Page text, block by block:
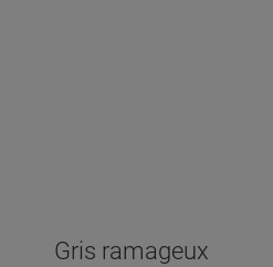
Gris ramageux